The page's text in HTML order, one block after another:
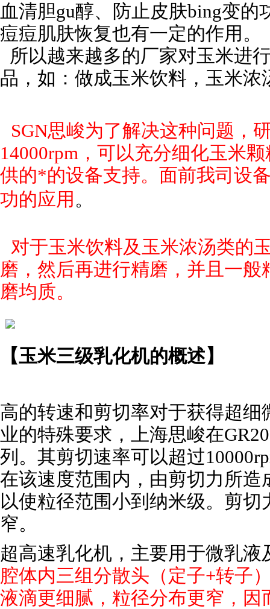
血清胆gu醇、防止皮肤bing变的
痘痘肌肤恢复也有一定的作用。
所以越来越多的厂家对玉米进
品，如：做成玉米饮料，玉米浓
SGN思峻为了解决这种问题，
14000rpm，可以充分细化玉米
供的*的设备支持。面前我司设
功的应用 。
对于玉米饮料及玉米浓汤类的
磨，然后再进行精磨，并且一
磨均质。
【玉米三级乳化机的概述】
高的转速和剪切率对于获得超
业的特殊要求，上海思峻在
列。其剪切速率可以超过
在该速度范围内，由剪切力所
以使粒径范围小到纳米级。剪
窄。
超高速乳化机，主要用于微乳
腔体内三组分散头（定子+转子
液滴更细腻，粒径分布更窄，